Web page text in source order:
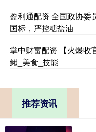
盈利通配资 全国政协委
国标，严控糖盐油
掌中财富配资 【火爆收
鳅_美食_技能
推荐资讯